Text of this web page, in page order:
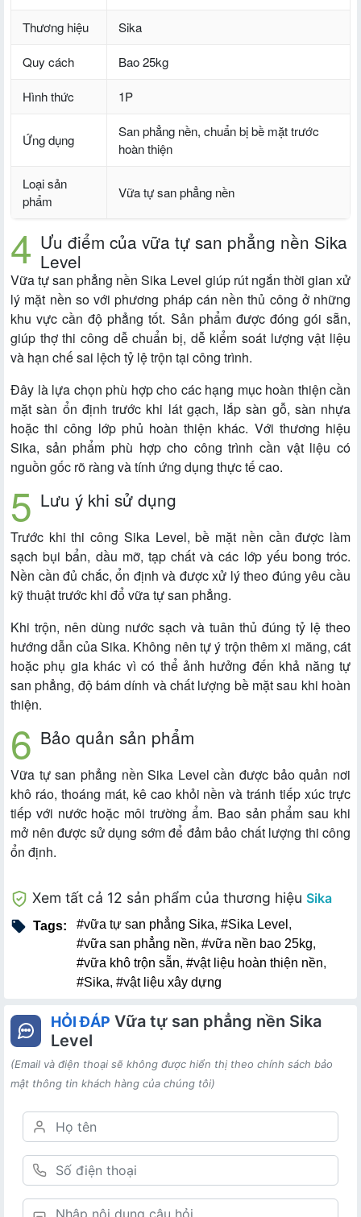
Thương hiệu Sika
Quy cách Bao 25kg
Hình thức 1P
Ứng dụng
San phẳng nền, chuẩn bị bề mặt trước
hoàn thiện
Loại sản
phẩm
Vữa tự san phẳng nền
Ưu điểm của vữa tự san phẳng nền Sika
Level
Vữa tự san phẳng nền Sika Level giúp rút ngắn thời gian xử
lý mặt nền so với phương pháp cán nền thủ công ở những
khu vực cần độ phẳng tốt. Sản phẩm được đóng gói sẵn,
giúp thợ thi công dễ chuẩn bị, dễ kiểm soát lượng vật liệu
và hạn chế sai lệch tỷ lệ trộn tại công trình.
Đây là lựa chọn phù hợp cho các hạng mục hoàn thiện cần
mặt sàn ổn định trước khi lát gạch, lắp sàn gỗ, sàn nhựa
hoặc thi công lớp phủ hoàn thiện khác. Với thương hiệu
Sika, sản phẩm phù hợp cho công trình cần vật liệu có
nguồn gốc rõ ràng và tính ứng dụng thực tế cao.
Lưu ý khi sử dụng
Trước khi thi công Sika Level, bề mặt nền cần được làm
sạch bụi bẩn, dầu mỡ, tạp chất và các lớp yếu bong tróc.
Nền cần đủ chắc, ổn định và được xử lý theo đúng yêu cầu
kỹ thuật trước khi đổ vữa tự san phẳng.
Khi trộn, nên dùng nước sạch và tuân thủ đúng tỷ lệ theo
hướng dẫn của Sika. Không nên tự ý trộn thêm xi măng, cát
hoặc phụ gia khác vì có thể ảnh hưởng đến khả năng tự
san phẳng, độ bám dính và chất lượng bề mặt sau khi hoàn
thiện.
Bảo quản sản phẩm
Vữa tự san phẳng nền Sika Level cần được bảo quản nơi
khô ráo, thoáng mát, kê cao khỏi nền và tránh tiếp xúc trực
tiếp với nước hoặc môi trường ẩm. Bao sản phẩm sau khi
mở nên được sử dụng sớm để đảm bảo chất lượng thi công
ổn định.
Xem tất cả 12 sản phẩm của thương hiệu Sika
Tags: #vữa tự san phẳng Sika, #Sika Level ,
#vữa san phẳng nền, #vữa nền bao 25kg,
#vữa khô trộn sẵn, #vật liệu hoàn thiện nền,
#Sika, #vật liệu xây dựng
HỎI ĐÁP Vữa tự san phẳng nền Sika
Level
(Email và điện thoại sẽ không được hiển thị theo chính sách bảo
mật thông tin khách hàng của chúng tôi)